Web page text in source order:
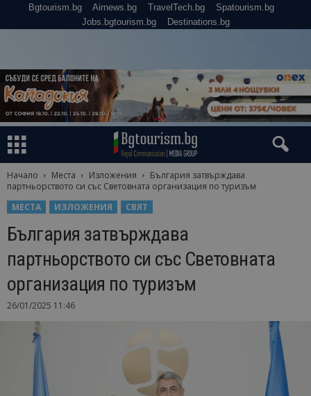
Bgtourism.bg Airnews.bg TravelTech.bg
Spatourism.bg
Jobs.bgtourism.bg
Destinations.bg
Начало Места Изложения
България затвърждава
партньорството си със Световната организация по туризъм
МЕСТА
ИЗЛОЖЕНИЯ СВЯТ
България затвърждава
партньорството си със Световната
организация по туризъм
26/01/2025 11:46